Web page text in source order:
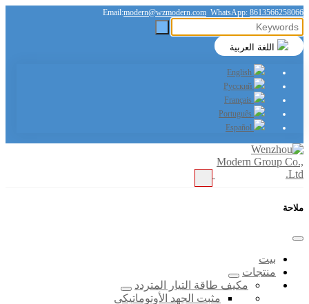
Email:modern@wzmodern.com WhatsApp: 8613566258066
ملاحة
بيت
منتجات
مكيف طاقة التيار المتردد
مثبت الجهد الأوتوماتيكي